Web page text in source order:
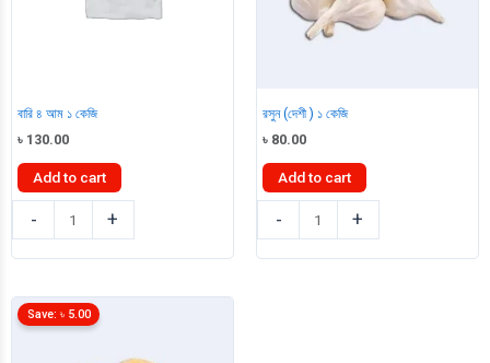
বারি ৪ আম ১ কেজি
৳ 130.00
Add to cart
-
৪
আম
কেজি
quantity
+
রসুন (দেশী ) ১ কেজি
৳ 80.00
Add to cart
-
(দেশী
)
+
Save: ৳ 5.00